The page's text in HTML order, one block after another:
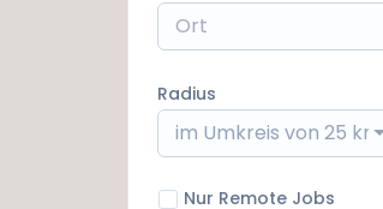
Radius
im Umkreis von 25 km
Nur Remote Jobs